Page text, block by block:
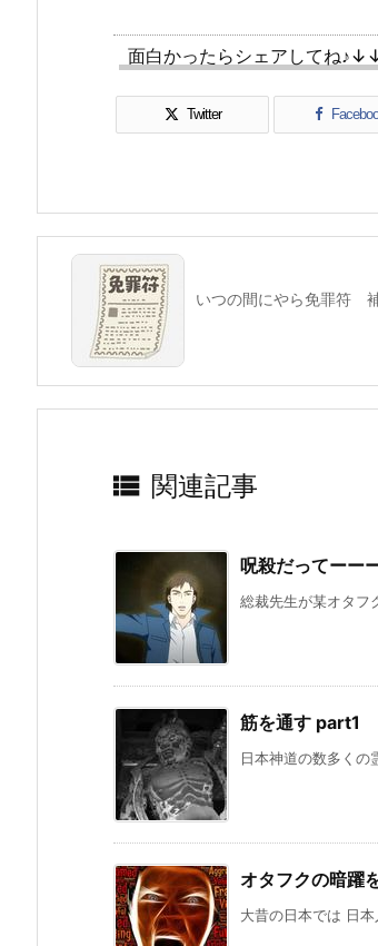
面白かったらシェアしてね
Twitter
いつの間にやら免罪符
 関連記事
呪殺だってーー
総裁先生が某オタフ
筋を通す part1
日本神道の数多くの
オタフクの暗躍
大昔の日本では 日